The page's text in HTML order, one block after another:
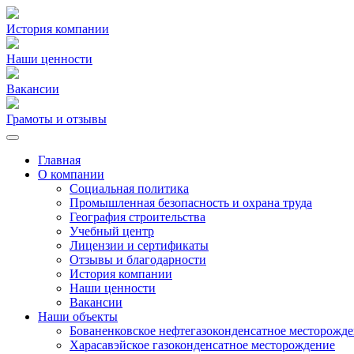
История компании
Наши ценности
Вакансии
Грамоты и отзывы
Главная
О компании
Социальная политика
Промышленная безопасность и охрана труда
География строительства
Учебный центр
Лицензии и сертификаты
Отзывы и благодарности
История компании
Наши ценности
Вакансии
Наши объекты
Бованенковское нефтегазоконденсатное
Харасавэйское газоконденсатное месторождение